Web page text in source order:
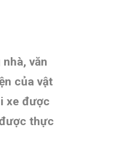
văn
của vật
xe được
thực